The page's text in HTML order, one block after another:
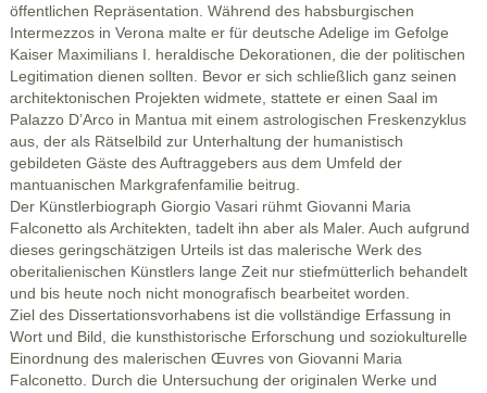
öffentlichen Repräsentation. Während des habsburgischen
Intermezzos in Verona malte er für deutsche Adelige im Gefolge
Kaiser Maximilians I. heraldische Dekorationen, die der politischen
Legitimation dienen sollten. Bevor er sich schließlich ganz seinen
architektonischen Projekten widmete, stattete er einen Saal im
Palazzo D’Arco in Mantua mit einem astrologischen Freskenzyklus
aus, der als Rätselbild zur Unterhaltung der humanistisch
gebildeten Gäste des Auftraggebers aus dem Umfeld der
mantuanischen Markgrafenfamilie beitrug.
Der Künstlerbiograph Giorgio Vasari rühmt Giovanni Maria
Falconetto als Architekten, tadelt ihn aber als Maler. Auch aufgrund
dieses geringschätzigen Urteils ist das malerische Werk des
oberitalienischen Künstlers lange Zeit nur stiefmütterlich behandelt
und bis heute noch nicht monografisch bearbeitet worden.
Ziel des Dissertationsvorhabens ist die vollständige Erfassung in
Wort und Bild, die kunsthistorische Erforschung und soziokulturelle
Einordnung des malerischen Œuvres von Giovanni Maria
Falconetto. Durch die Untersuchung der originalen Werke und